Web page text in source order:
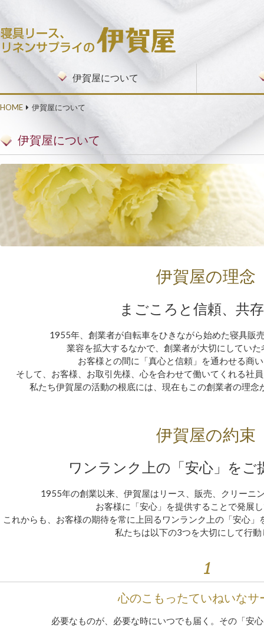
コンテンツへ移動
伊賀屋について
HOME 伊賀屋について
伊賀屋について
伊賀屋の理念
まごころと信頼、共
1955年、創業者が自転車をひきながら始めた寝具販
業容を拡大するなかで、創業者が大切にしてい
お客様との間に「真心と信頼」を通わせる商
そして、お客様、お取引先様、心を合わせて働いてくれる社
私たち伊賀屋の活動の根底には、現在もこの創業者の理念
伊賀屋の約束
ワンランク上の「安心」をご
1955年の創業以来、伊賀屋はリース、販売、クリーニ
お客様に「安心」を提供することで発展
これからも、お客様の期待を常に上回るワンランク上の「安心
私たちは以下の3つを大切にして行
1
心のこもったていねいなサ
必要なものが、必要な時にいつでも届く。その「安